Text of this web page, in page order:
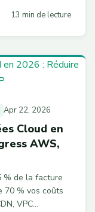
13 min de lecture
Apr 22, 2026
Cloud en
AWS,
% de la facture
70 % vos coûts
VPC